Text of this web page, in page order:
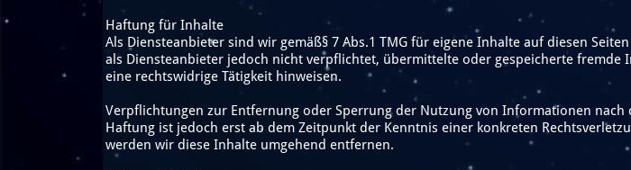
Haftung für Inhalte
Als Diensteanbieter sind wir gemäß§ 7 Abs.1 TMG für eigene Inhalte auf diesen
als Diensteanbieter jedoch nicht verpflichtet, übermittelte oder gespeicherte
eine rechtswidrige Tätigkeit hinweisen.
Verpflichtungen zur Entfernung oder Sperrung der Nutzung von Informationen
Haftung ist jedoch erst ab dem Zeitpunkt der Kenntnis einer konkreten
werden wir diese Inhalte umgehend entfernen.